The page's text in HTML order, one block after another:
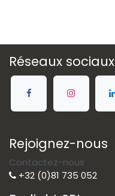
Réseaux sociaux
Rejoignez-nous
Contactez-nous
+32 (0)81 735 052